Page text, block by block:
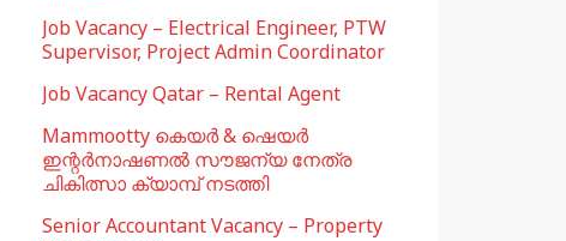
Job Vacancy – Electrical Engineer, PTW
Supervisor, Project Admin Coordinator
Job Vacancy Qatar – Rental Agent
Mammootty കെയർ & ഷെയർ
ഇന്റർനാഷണൽ സൗജന്യ നേത്ര
ചികിത്സാ ക്യാമ്പ് നടത്തി
Senior Accountant Vacancy – Property